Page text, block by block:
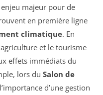
majeur pour de
en première ligne
climatique. En
et le tourisme
effets immédiats du
lors du Salon de
d’une gestion